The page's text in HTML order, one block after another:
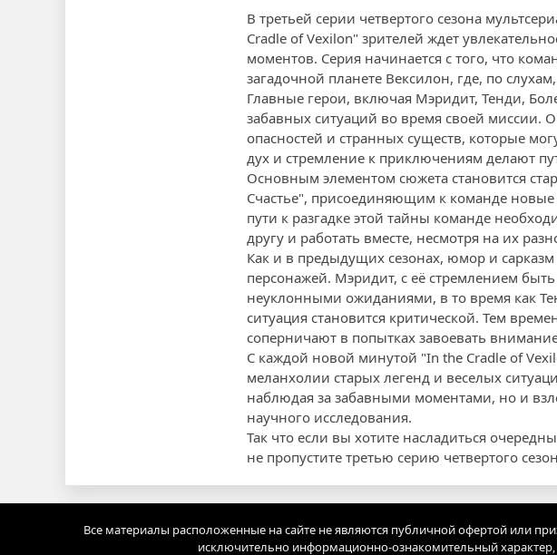
В третьей серии четвертого сезона
Cradle of Vexilon" зрителей ждет
моментов. Серия начинается с того, что
загадочной планете Вексилон, где, по
Главные герои, включая Мэридит, Тенди,
забавных ситуаций во время своей
опасностей и странных существ, которые
дух и стремление к приключениям делают
Основным элементом сюжета становится
Счастье", присоединяющим к команде
пути к разгадке этой тайны команде
другу и работать вместе, несмотря на их
Как и в предыдущих сезонах, юмор и
персонажей. Мэридит, с её стремлением
неуклонными ожиданиями, в то время как
ситуация становится критической. Тем
соперничают в попытках завоевать
С каждой новой минутой "In the Cradle of
меланхолии старых легенд и веселых
наблюдая за забавными моментами, но и
научного исследования.
Так что если вы хотите насладиться
не пропустите третью серию четвертого
Все материалы расположенные на сайте не являются публичной офертой или
исключительно информационно-ознакомительный